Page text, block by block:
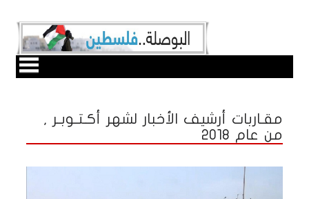
مقـاربات أرشيف الأخبار لشهر أكـتـوبـر ,
من عام 2018